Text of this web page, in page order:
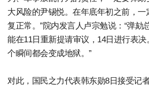
大风险的尹锡悦。在年底年初之前，一
复正常。”院内发言人卢宗勉说：“弹劾
能在11日重新提请审议，14日进行表
个瞬间都会变成地狱。”
对此，国民之力代表韩东勋8日接受记